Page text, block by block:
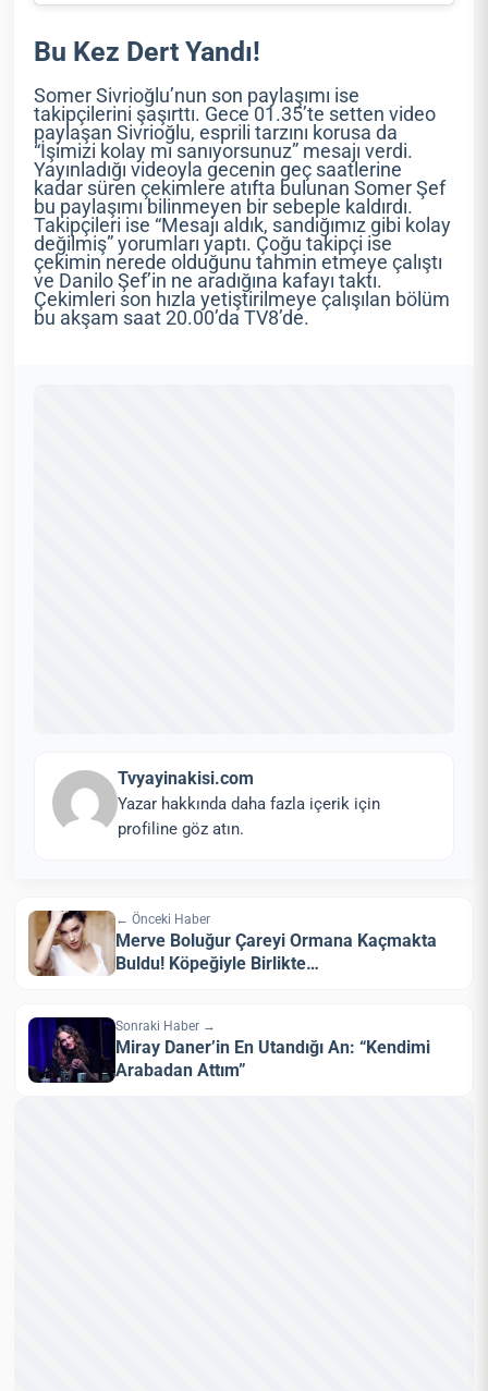
Bu Kez Dert Yandı!
Somer Sivrioğlu’nun son paylaşımı ise
takipçilerini şaşırttı. Gece 01.35’te setten video
paylaşan Sivrioğlu, esprili tarzını korusa da
“İşimizi kolay mı sanıyorsunuz” mesajı verdi.
Yayınladığı videoyla gecenin geç saatlerine
kadar süren çekimlere atıfta bulunan Somer Şef
bu paylaşımı bilinmeyen bir sebeple kaldırdı.
Takipçileri ise “Mesajı aldık, sandığımız gibi kolay
değilmiş” yorumları yaptı. Çoğu takipçi ise
çekimin nerede olduğunu tahmin etmeye çalıştı
ve Danilo Şef’in ne aradığına kafayı taktı.
Çekimleri son hızla yetiştirilmeye çalışılan bölüm
bu akşam saat 20.00’da TV8’de.
Tvyayinakisi.com
Yazar hakkında daha fazla içerik için
profiline göz atın.
← Önceki Haber
Merve Boluğur Çareyi Ormana Kaçmakta
Buldu! Köpeğiyle Birlikte…
Sonraki Haber →
Miray Daner’in En Utandığı An: “Kendimi
Arabadan Attım”